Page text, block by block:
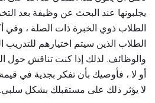
يجلبونها عند البحث عن وظيفة بعد
الطلاب ذوي الخبرة ذات الصلة ، وفي
الطلاب الذين سيتم اختيارهم
والوظائف. لذلك إذا كنت تناقش حول
أو لا ، فأوصيك بأن تفكر بجدية في
لا يؤثر ذلك على مستقبلك بشكل سلبي.